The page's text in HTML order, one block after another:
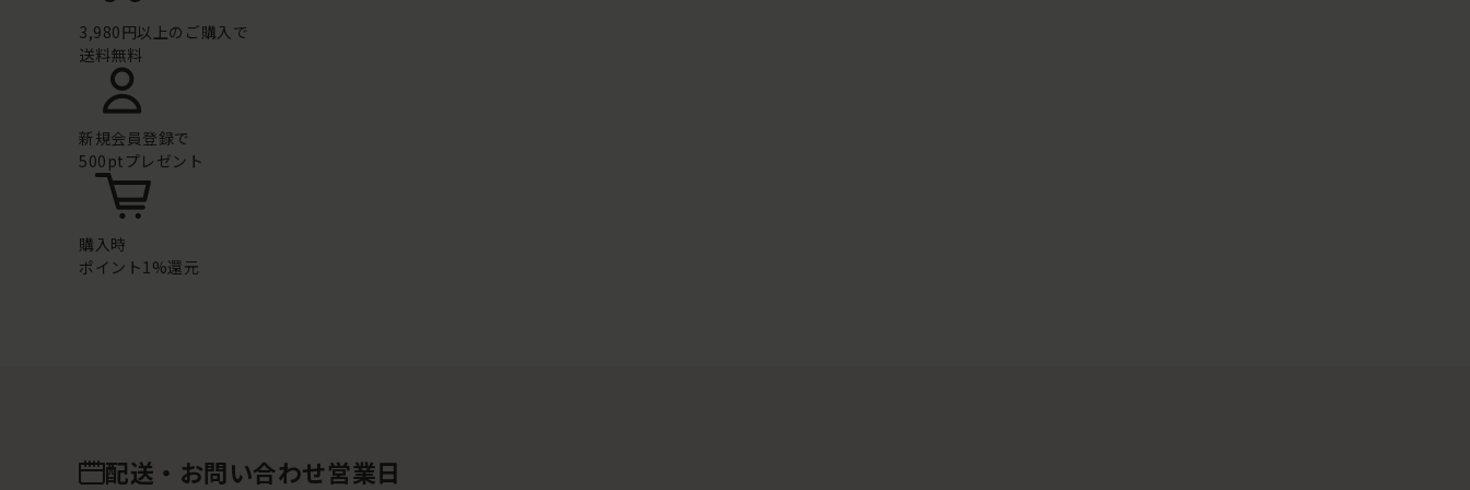
3,980円以上のご購入で
送料無料
新規会員登録で
500ptプレゼント
購入時
ポイント1%還元
配送・お問い合わせ営業日